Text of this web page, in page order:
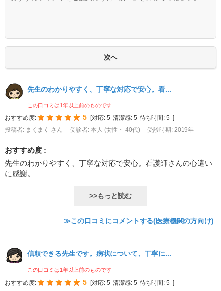
先生のわかりやすく、丁寧な対応で安心。看...
この口コミは1年以上前のものです
おすすめ度: 5 対応: 5 清潔感: 5 待ち時間: 5
投稿者: まくまく さん
受診者: 本人 (女性・ 40代) 受診時期: 2019年
おすすめ度 :
先生のわかりやすく、丁寧な対応で安心。看護師さんの心遣い
に感謝。
>>もっと読む
≫この口コミにコメントする(医療機関の方向け)
信頼できる先生です。病状について、丁寧に...
この口コミは1年以上前のものです
おすすめ度: 5 [対応: 5 清潔感: 5 待ち時間: 5 ]